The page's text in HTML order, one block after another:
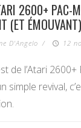
2600+ PAC-
(ET
D'Angelo / 12
de l’Atari
simple revival,